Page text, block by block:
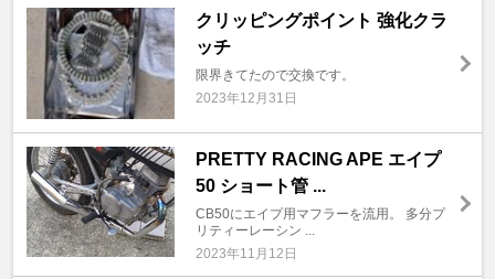
クリッピングポイント 強化クラ
ッチ
限界きてたので交換です。
2023年12月31日
PRETTY RACING APE エイプ
50 ショート管 ...
CB50にエイプ用マフラーを流用。 多分プ
リティーレーシン ...
2023年11月12日